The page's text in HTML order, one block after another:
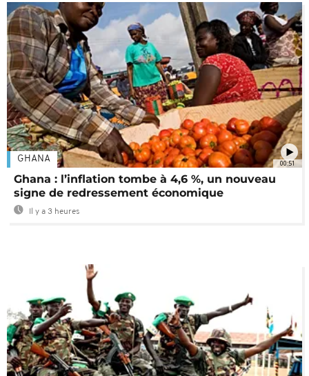
00:51
GHANA
Ghana : l’inflation tombe à 4,6 %, un nouveau
signe de redressement économique
Il y a 3 heures